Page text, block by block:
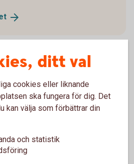
ekonomi
det har vi sett de senaste
ökar du tryggheten för dig
attha-försäkringar
ditt val
cookies eller liknande
ska fungera för dig. Det
kan välja som förbättrar din
och statistik